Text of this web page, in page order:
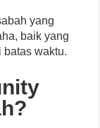
yang
baik yang
batas waktu.